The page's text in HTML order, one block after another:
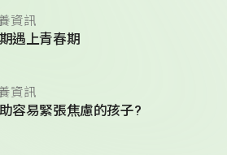
資訊
遇上青春期
資訊
容易緊張焦慮的孩子?